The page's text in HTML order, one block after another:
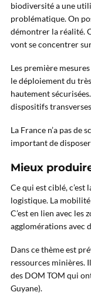
biodiversité a une
problématique. On
démontrer la réalité.
vont se concentrer
Les première
le déploiement du
hautement
dispositifs
La France n’a pas de
important de
Mieux
Ce qui est ciblé,
logistique. La
C’est en lien avec les
agglomérations avec
Dans ce thème est
ressources minières.
des DOM TOM qui
Guyane).